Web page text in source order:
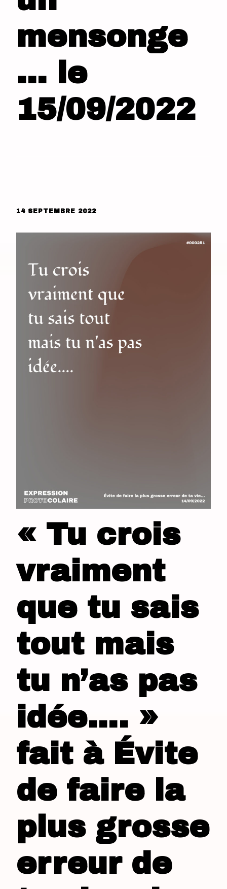
mensonge
… le
15/09/2022
14 SEPTEMBRE 2022
« Tu crois
vraiment
que tu sais
tout mais
tu n’as pas
idée…. »
fait à Évite
de faire la
plus grosse
erreur de